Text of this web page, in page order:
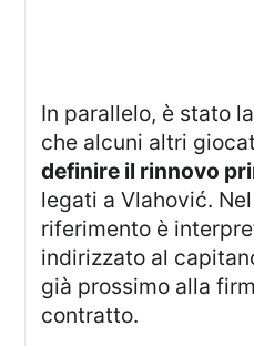
In parallelo, è stato lasciato intendere
che alcuni altri
definire il rinnovo
legati a Vlahović.
riferimento è
indirizzato al
già prossimo alla
contratto.